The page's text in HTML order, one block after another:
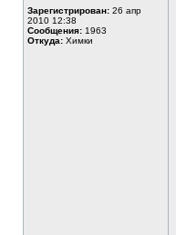
Зарегистрирован: 26 апр
2010 12:38
Сообщения: 1963
Откуда: Химки